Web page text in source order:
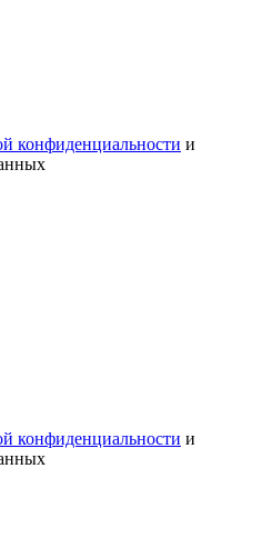
конфиденциальности и
конфиденциальности и